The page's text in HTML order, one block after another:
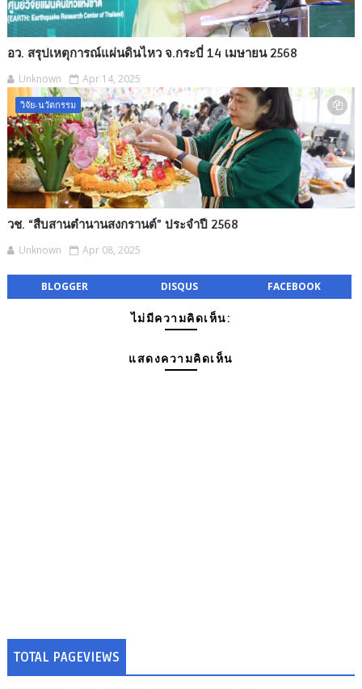
อว. สรุปเหตุการณ์แผ่นดินไหว จ.กระบี่ 14 เมษายน 2568
Unknown Apr 14, 2025
วิจัย-นวัตกรรม
วช. “สืบสานตำนานสงกรานต์” ประจำปี 2568
Unknown Apr 08, 2025
BLOGGER DISQUS FACEBOOK
ไม่มีความคิดเห็น:
แสดงความคิดเห็น
TOTAL PAGEVIEWS